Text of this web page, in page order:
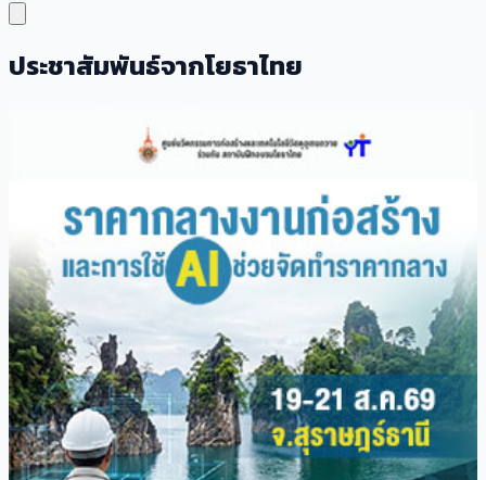
ประชาสัมพันธ์จากโยธาไทย